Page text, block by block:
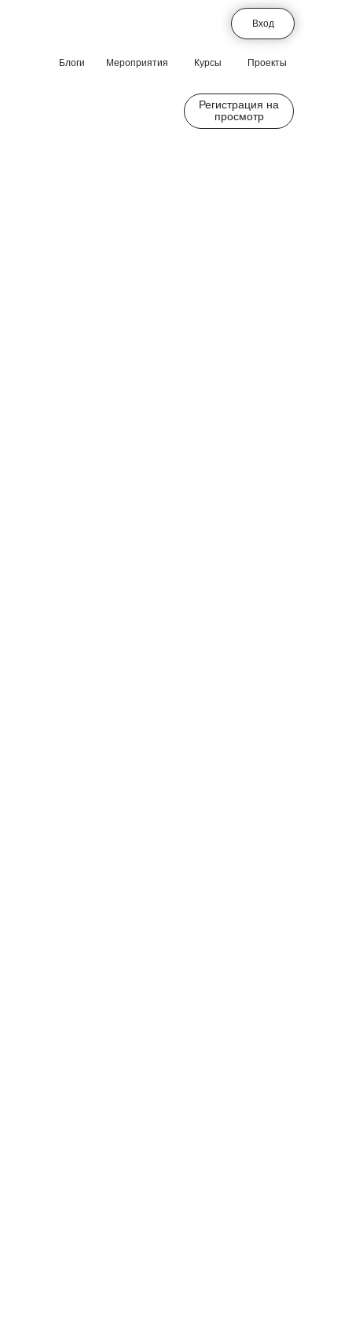
Курсы
Мероприятия Проекты
Блоги
Вход
Регистрация на
просмотр